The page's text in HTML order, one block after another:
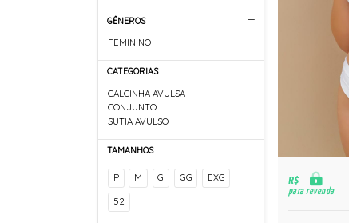
GÊNEROS
FEMININO
CATEGORIAS
CALCINHA AVULSA
CONJUNTO
SUTIÃ AVULSO
TAMANHOS
P M G GG EXG
52
R$
para revenda